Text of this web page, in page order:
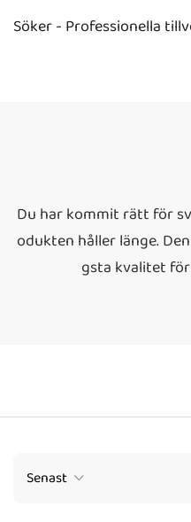
Söker - Professionella
Du har kommit rätt för
odukten håller länge.
gsta kvalitet
Senast